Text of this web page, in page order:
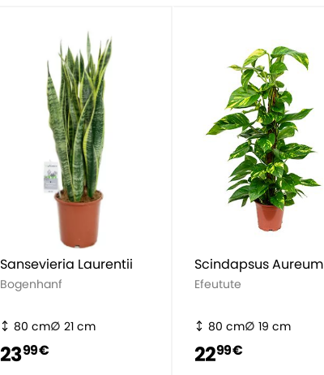
Sansevieria Laurentii
Bogenhanf
80 cm 21 cm
2399 €
Scindapsus Aureum
Efeutute
80 cm 19 cm
2299 €